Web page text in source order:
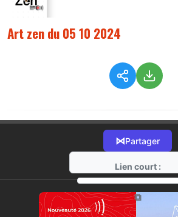
Art zen du 05 10 2024
⋈Partager
Lien court :
⧉